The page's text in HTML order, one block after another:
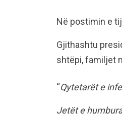
Në postimin e
Gjithashtu
shtëpi, familjet
“Qytetarët e
Jetët e